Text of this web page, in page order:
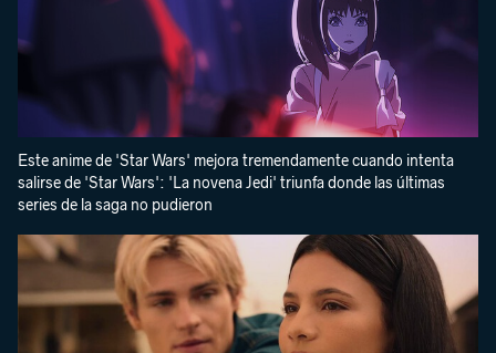
Este anime de 'Star Wars' mejora tremendamente cuando intenta
salirse de 'Star Wars': 'La novena Jedi' triunfa donde las últimas
series de la saga no pudieron